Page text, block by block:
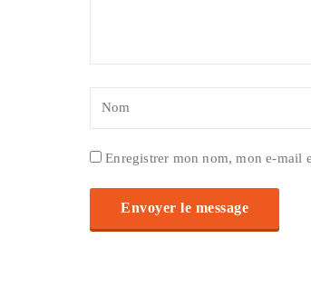
Enregistrer mon nom, mon e-mail